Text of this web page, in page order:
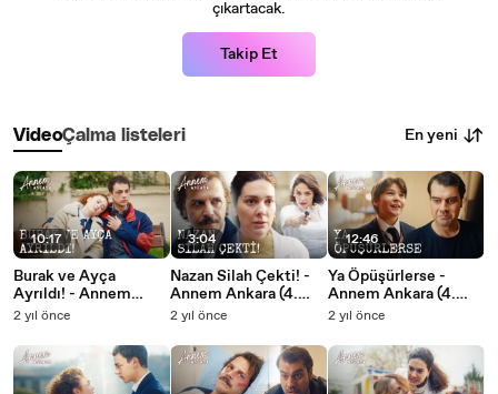
çıkartacak.
Takip Et
VideoÇalma listeleri En yeni
10:17
Burak ve Ayça
Ayrıldı! - Annem
Ankara (4. Bölüm)
2 yıl önce
3:04
Nazan Silah Çekti! -
Annem Ankara (4.
Bölüm)
2 yıl önce
12:46
Ya Öpüşürlerse -
Annem Ankara (4.
Bölüm)
2 yıl önce